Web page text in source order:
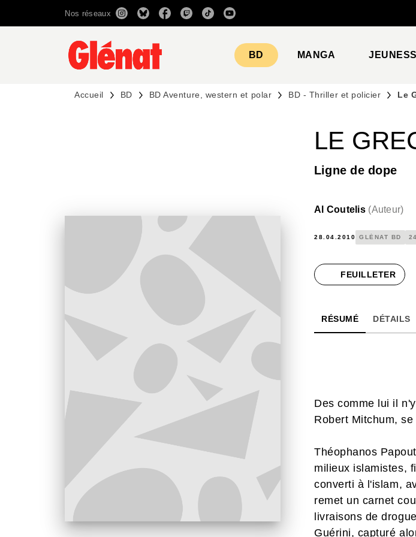
RECHERCHE CONTENU
Nos réseaux
BD MANGA
Accueil BD BD Aventure, western et polar BD - Thriller et policier Le
LE
Ligne de dope
Al Coutelis (Auteur)
28.04.2010 GLÉNAT BD
FEUILLETER
RÉSUMÉ DÉTAILS
Des comme lui il
Robert Mitchum,
Théophanos
milieux islamistes, filet où il trouve un poisson étonnant :
converti à l'islam,
remet un carnet
livraisons de
Guérini, capturé